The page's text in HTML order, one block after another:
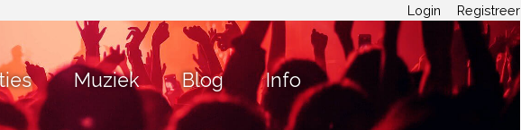
Login Registreer
Muziek Blog Info